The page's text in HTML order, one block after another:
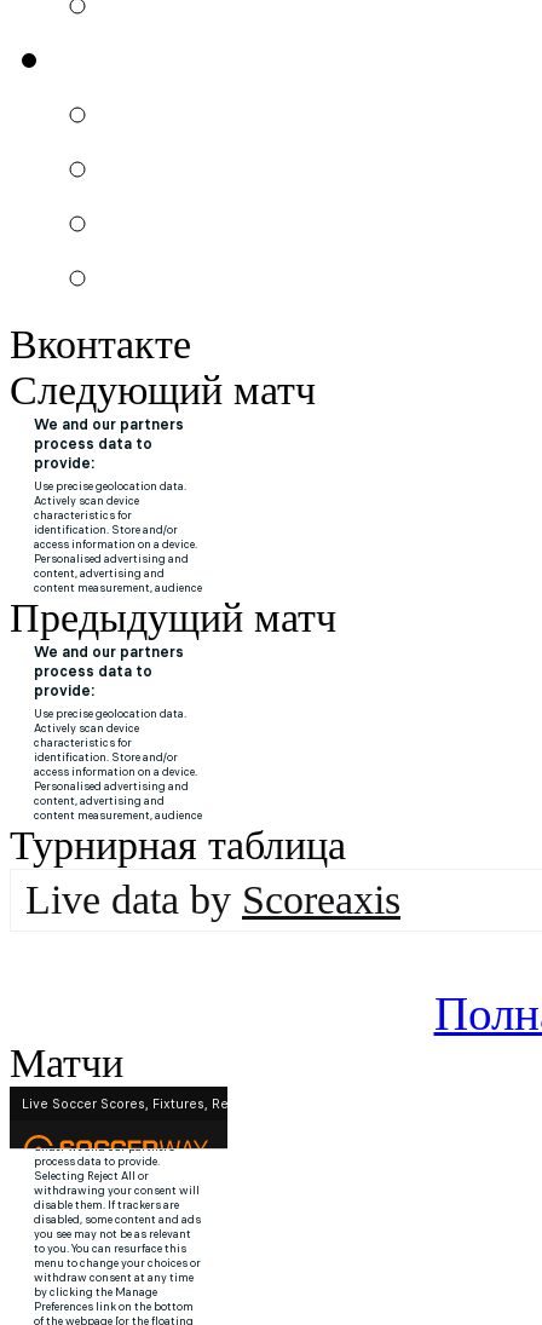
Вконтакте
Следующий матч
Предыдущий матч
Турнирная таблица
Live data by Scoreaxis
Матчи